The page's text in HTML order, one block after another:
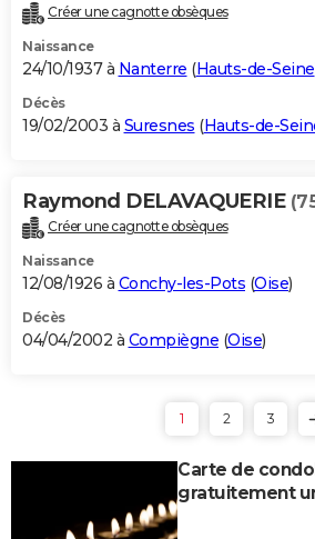
Créer une cagnotte obsèques
Naissance
24/10/1937 à Nanterre (Hauts-de-Seine
Décès
19/02/2003 à Suresnes (Hauts-de-
Raymond DELAVAQUERIE
Créer une cagnotte obsèques
Naissance
12/08/1926 à Conchy-les-Pots (Oise)
Décès
04/04/2002 à Compiègne (Oise)
1 2 3
Carte de
gratuitement